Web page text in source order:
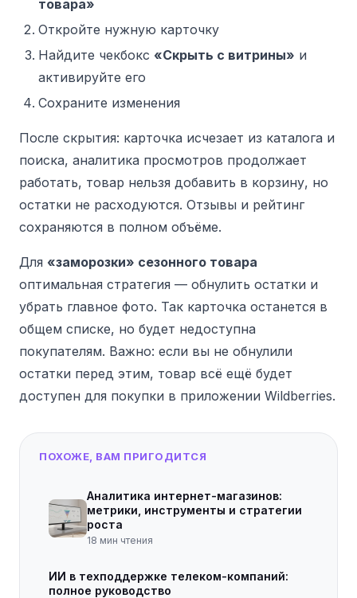
товара»
Откройте нужную карточку
Найдите чекбокс «Скрыть с витрины» и
активируйте его
Сохраните изменения
После скрытия: карточка исчезает из каталога и
поиска, аналитика просмотров продолжает
работать, товар нельзя добавить в корзину, но
остатки не расходуются. Отзывы и рейтинг
сохраняются в полном объёме.
Для «заморозки» сезонного товара
оптимальная стратегия — обнулить остатки и
убрать главное фото. Так карточка останется в
общем списке, но будет недоступна
покупателям. Важно: если вы не обнулили
остатки перед этим, товар всё ещё будет
доступен для покупки в приложении Wildberries.
ПОХОЖЕ, ВАМ ПРИГОДИТСЯ
Аналитика интернет-магазинов:
метрики, инструменты и стратегии
роста
18 мин чтения
ИИ в техподдержке телеком-компаний:
полное руководство